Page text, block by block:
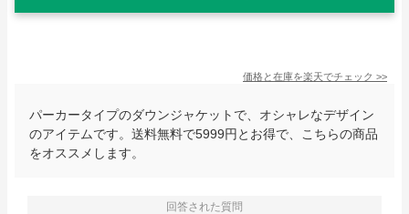
価格と在庫を楽天でチェック >>
パーカータイプのダウンジャケットで、オシャレなデザイン
のアイテムです。送料無料で5999円とお得で、こちらの商品
をオススメします。
回答された質問